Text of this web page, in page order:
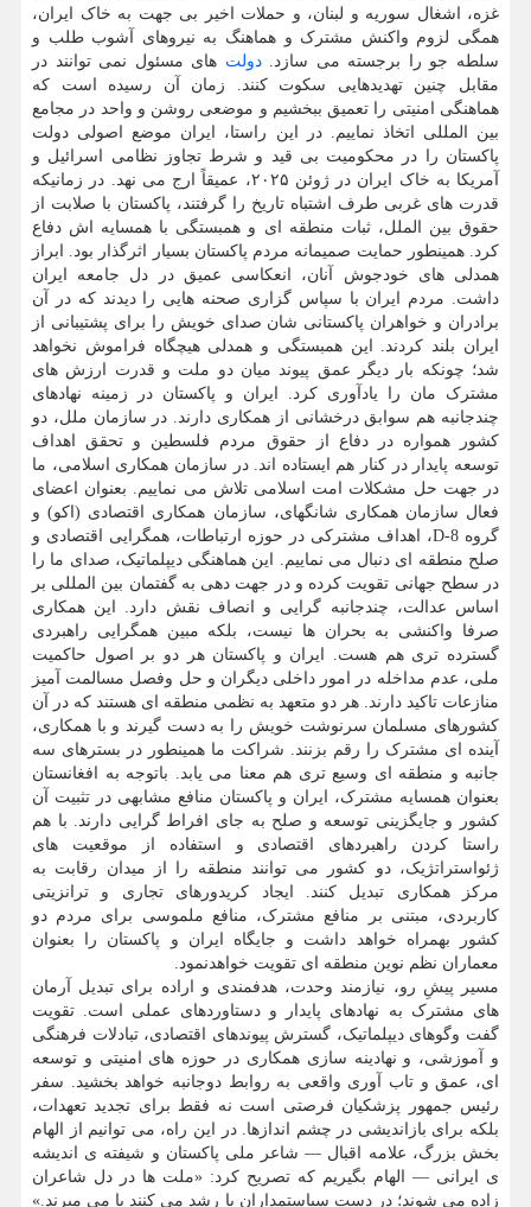
غزه، اشغال سوریه و لبنان، و حملات اخیر بی جهت به خاک ایران،
همگی لزوم واکنش مشترک و هماهنگ به نیروهای آشوب طلب و
سلطه جو را برجسته می سازد.دولت های مسئول نمی توانند در
مقابل چنین تهدیدهایی سکوت کنند. زمان آن رسیده است که
هماهنگی امنیتی را تعمیق ببخشیم و موضعی روشن و واحد در مجامع
بین المللی اتخاذ نماییم. در این راستا، ایران موضع اصولی دولت
پاکستان را در محکومیت بی قید و شرط تجاوز نظامی اسرائیل و
آمریکا به خاک ایران در ژوئن ۲۰۲۵، عمیقاً ارج می نهد. در زمانیکه
قدرت های غربی طرف اشتباه تاریخ را گرفتند، پاکستان با صلابت از
حقوق بین الملل، ثبات منطقه ای و همبستگی با همسایه اش دفاع
کرد. همینطور حمایت صمیمانه مردم پاکستان بسیار اثرگذار بود. ابراز
همدلی های خودجوش آنان، انعکاسی عمیق در دل جامعه ایران
داشت. مردم ایران با سپاس گزاری صحنه هایی را دیدند که در آن
برادران و خواهران پاکستانی شان صدای خویش را برای پشتیبانی از
ایران بلند کردند. این همبستگی و همدلی هیچگاه فراموش نخواهد
شد؛ چونکه بار دیگر عمق پیوند میان دو ملت و قدرت ارزش های
مشترک مان را یادآوری کرد. ایران و پاکستان در زمینه نهادهای
چندجانبه هم سوابق درخشانی از همکاری دارند. در سازمان ملل، دو
کشور همواره در دفاع از حقوق مردم فلسطین و تحقق اهداف
توسعه پایدار در کنار هم ایستاده اند. در سازمان همکاری اسلامی، ما
در جهت حل مشکلات امت اسلامی تلاش می نماییم. بعنوان اعضای
فعال سازمان همکاری شانگهای، سازمان همکاری اقتصادی (اکو) و
گروه D-8، اهداف مشترکی در حوزه ارتباطات، همگرایی اقتصادی و
صلح منطقه ای دنبال می نماییم. این هماهنگی دیپلماتیک، صدای ما را
در سطح جهانی تقویت کرده و در جهت دهی به گفتمان بین المللی بر
اساس عدالت، چندجانبه گرایی و انصاف نقش دارد. این همکاری
صرفا واکنشی به بحران ها نیست، بلکه مبین همگرایی راهبردی
گسترده تری هم هست. ایران و پاکستان هر دو بر اصول حاکمیت
ملی، عدم مداخله در امور داخلی دیگران و حل وفصل مسالمت آمیز
منازعات تاکید دارند. هر دو متعهد به نظمی منطقه ای هستند که در آن
کشورهای مسلمان سرنوشت خویش را به دست گیرند و با همکاری،
آینده ای مشترک را رقم بزنند. شراکت ما همینطور در بسترهای سه
جانبه و منطقه ای وسیع تری هم معنا می یابد. باتوجه به افغانستان
بعنوان همسایه مشترک، ایران و پاکستان منافع مشابهی در تثبیت آن
کشور و جایگزینی توسعه و صلح به جای افراط گرایی دارند. با هم
راستا کردن راهبردهای اقتصادی و استفاده از موقعیت های
ژئواستراتژیک، دو کشور می توانند منطقه را از میدان رقابت به
مرکز همکاری تبدیل کنند. ایجاد کریدورهای تجاری و ترانزیتی
کاربردی، مبتنی بر منافع مشترک، منافع ملموسی برای مردم دو
کشور بهمراه خواهد داشت و جایگاه ایران و پاکستان را بعنوان
معماران نظم نوین منطقه ای تقویت خواهدنمود.
مسیر پیشِ رو، نیازمند وحدت، هدفمندی و اراده برای تبدیل آرمان
های مشترک به نهادهای پایدار و دستاوردهای عملی است. تقویت
گفت وگوهای دیپلماتیک، گسترش پیوندهای اقتصادی، تبادلات فرهنگی
و آموزشی، و نهادینه سازی همکاری در حوزه های امنیتی و توسعه
ای، عمق و تاب آوری واقعی به روابط دوجانبه خواهد بخشید. سفر
رئیس جمهور پزشکیان فرصتی است نه فقط برای تجدید تعهدات،
بلکه برای بازاندیشی در چشم اندازها. در این راه، می توانیم از الهام
بخش بزرگ، علامه اقبال — شاعر ملی پاکستان و شیفته ی اندیشه
ی ایرانی — الهام بگیریم که تصریح کرد: «ملت ها در دل شاعران
زاده می شوند؛ در دست سیاستمداران یا رشد می کنند یا می میرند.»